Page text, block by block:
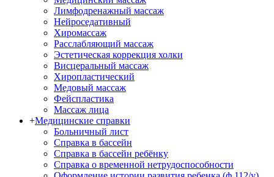
Лимфодренажный массаж
Нейроседативный
Хиромассаж
Расслабляющий массаж
Эстетическая коррекция холки
Висцеральный массаж
Хиропластический
Медовый массаж
Фейспластика
Массаж лица
+Медицинские справки
Больничный лист
Справка в бассейн
Справка в бассейн ребёнку
Справка о временной нетрудоспособности